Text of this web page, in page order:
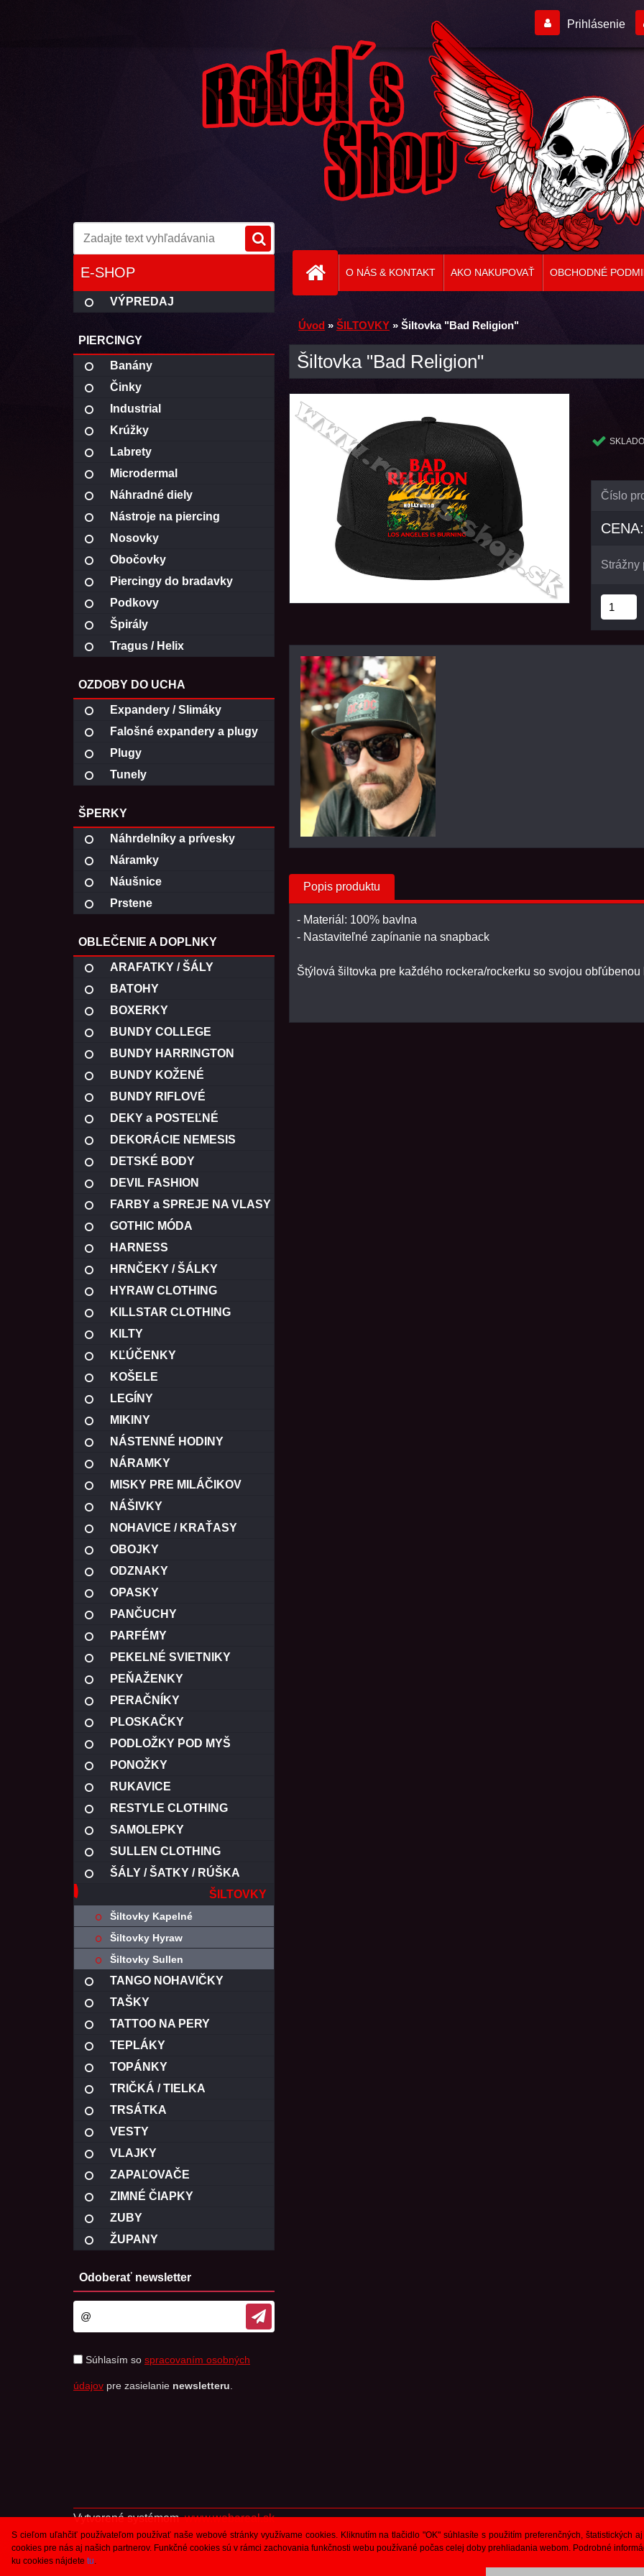
S cieľom uľahčiť používateľom používať naše webové stránky využívame cookies. Kliknutím na tlačidlo "OK" súhlasíte s použitím preferenčných, štatistických aj
cookies pre nás aj našich partnerov. Funkčné cookies sú v rámci zachovania funkčnosti webu používané počas celej doby prehliadania webom. Podrobné
ku cookies nájdete tu.
Prihlásenie
O NÁS & KONTAKT AKO NAKUPOVAŤ OBCHODNÉ
E-SHOP
VÝPREDAJ
PIERCINGY
Banány
Činky
Industrial
Krúžky
Labrety
Microdermal
Náhradné diely
Nástroje na piercing
Nosovky
Obočovky
Piercingy do bradavky
Podkovy
Špirály
Tragus / Helix
OZDOBY DO UCHA
Expandery / Slimáky
Falošné expandery a plugy
Plugy
Tunely
ŠPERKY
Náhrdelníky a prívesky
Náramky
Náušnice
Prstene
OBLEČENIE A DOPLNKY
ARAFATKY / ŠÁLY
BATOHY
BOXERKY
BUNDY COLLEGE
BUNDY HARRINGTON
BUNDY KOŽENÉ
BUNDY RIFLOVÉ
DEKY a POSTEĽNÉ
OBLIEČKY
DEKORÁCIE NEMESIS
DETSKÉ BODY
DEVIL FASHION
FARBY a SPREJE NA VLASY
GOTHIC MÓDA
HARNESS
HRNČEKY / ŠÁLKY
HYRAW CLOTHING
KILLSTAR CLOTHING
KILTY
KĽÚČENKY
KOŠELE
LEGÍNY
MIKINY
NÁSTENNÉ HODINY
NÁRAMKY
MISKY PRE MILÁČIKOV
NÁŠIVKY
NOHAVICE / KRAŤASY
OBOJKY
ODZNAKY
OPASKY
PANČUCHY
PARFÉMY
PEKELNÉ SVIETNIKY
PEŇAŽENKY
PERAČNÍKY
PLOSKAČKY
PODLOŽKY POD MYŠ
PONOŽKY
RUKAVICE
RESTYLE CLOTHING
SAMOLEPKY
SULLEN CLOTHING
ŠÁLY / ŠATKY / RÚŠKA
ŠILTOVKY
Šiltovky Kapelné
Šiltovky Hyraw
Šiltovky Sullen
TANGO NOHAVIČKY
TAŠKY
TATTOO NA PERY
TEPLÁKY
TOPÁNKY
TRIČKÁ / TIELKA
TRSÁTKA
VESTY
VLAJKY
ZAPAĽOVAČE
ZIMNÉ ČIAPKY
ZUBY
ŽUPANY
Odoberať newsletter
Súhlasím so spracovaním osobných
údajov pre zasielanie newsletteru
Úvod » ŠILTOVKY » Šiltovka "Bad Religion"
Šiltovka "Bad Religion"
Číslo
CENA:
Strážny
Popis produktu
- Materiál: 100% bavlna
- Nastaviteľné zapínanie na snapback
Štýlová šiltovka pre každého rockera/rockerku so svojou
Vytvorené systémom www.webareal.sk